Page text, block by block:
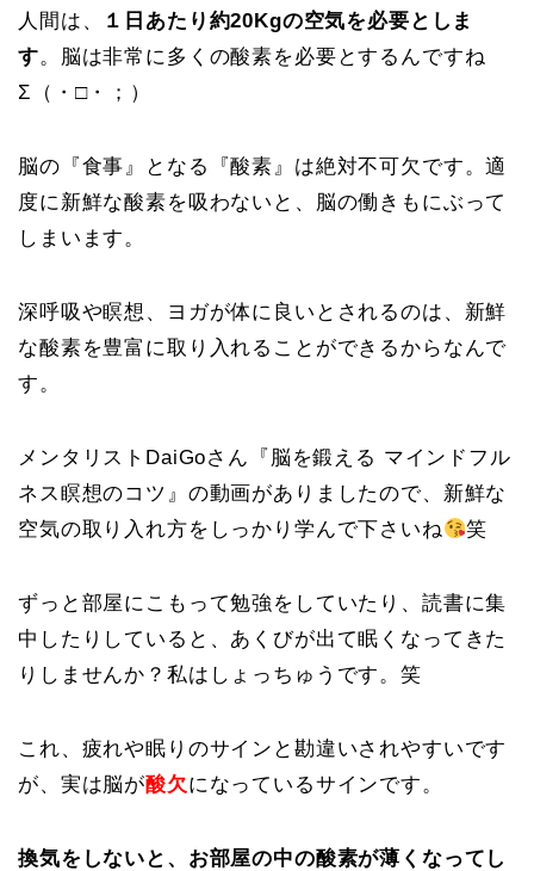
人間は、
１日あたり約20Kgの空気を必要としま
す。脳は非常に多くの酸素を必要とするんですね
Σ（・□・；）
脳の『食事』となる『酸素』は絶対不可欠です。適
度に新鮮な酸素を吸わないと、脳の働きもにぶって
しまいます。
深呼吸や瞑想、ヨガが体に良いとされるのは、新鮮
な酸素を豊富に取り入れることができるからなんで
す。
メンタリストDaiGoさん『脳を鍛える マインドフル
ネス瞑想のコツ』の動画がありましたので、新鮮な
空気の取り入れ方をしっかり学んで下さいね
笑
ずっと部屋にこもって勉強をしていたり、読書に集
中したりしていると、あくびが出て眠くなってきた
りしませんか？私はしょっちゅうです。笑
これ、疲れや眠りのサインと勘違いされやすいです
が、実は脳が酸欠になっているサインです。
換気をしないと、お部屋の中の酸素が薄くなってし